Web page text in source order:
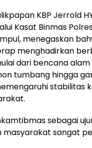
KBP Jerrold
Kasat Binmas
menegaskan
menghadirkan
dari bencana
tumbang hingga
stabilitas
sebagai
masyarakat sangat